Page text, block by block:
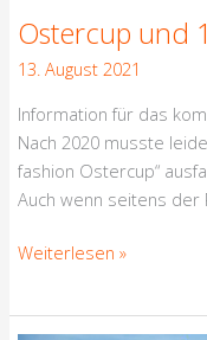
Ostercup und
13. August 2021
Information für das
Nach 2020 musste
fashion Ostercup“
Auch wenn seitens der
Weiterlesen »